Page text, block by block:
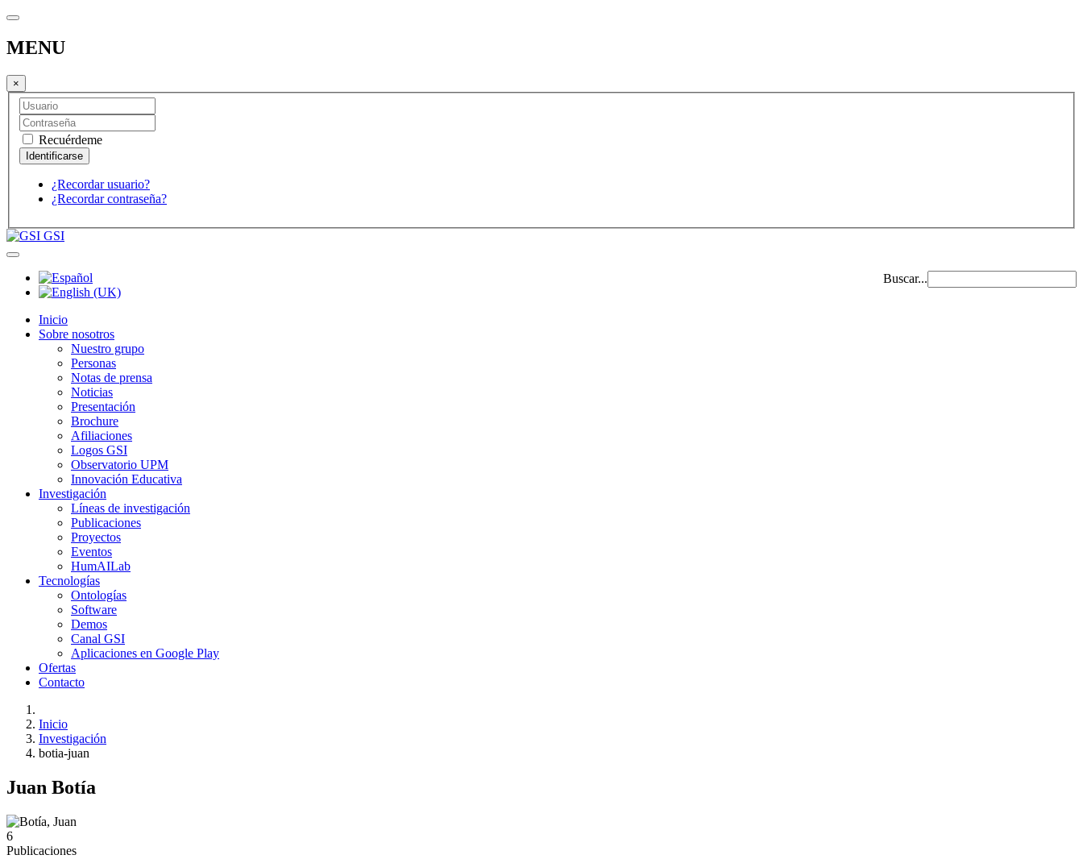
MENU
×
Recuérdeme
¿Recordar usuario?
¿Recordar contraseña?
GSI
Buscar...
Inicio
Sobre nosotros
Nuestro grupo
Personas
Notas de prensa
Noticias
Presentación
Brochure
Afiliaciones
Logos GSI
Observatorio UPM
Innovación Educativa
Investigación
Líneas de investigación
Publicaciones
Proyectos
Eventos
HumAILab
Tecnologías
Ontologías
Software
Demos
Canal GSI
Aplicaciones en Google Play
Ofertas
Contacto
Inicio
Investigación
botia-juan
Juan Botía
6
Publicaciones